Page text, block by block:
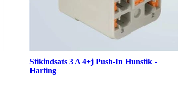
Stikindsats 3 A 4+j Push-In Hunstik -
Harting